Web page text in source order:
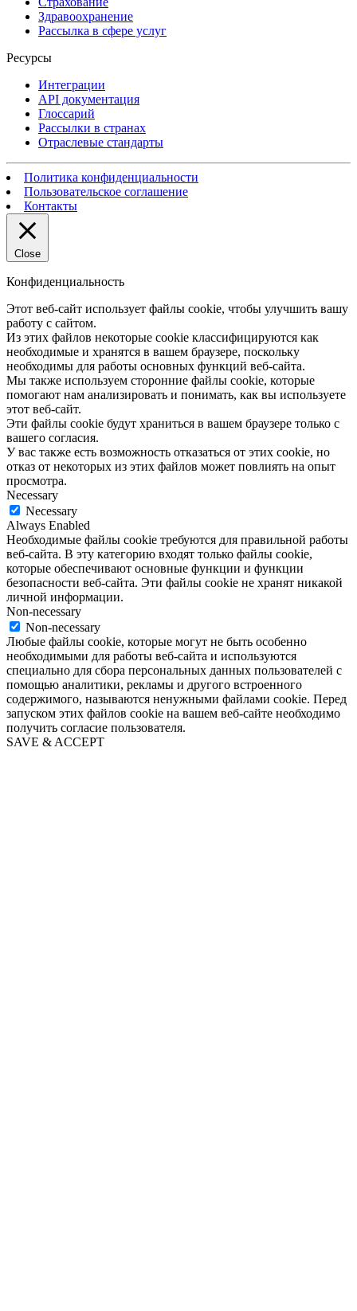
Здравоохранение
Рассылка в сфере услуг
Ресурсы
Интеграции
API документация
Глоссарий
Рассылки в странах
Отраслевые стандарты
Политика конфиденциальности
Пользовательское соглашение
Контакты
Close
Конфиденциальность
Этот веб-сайт использует файлы cookie, чтобы улучшить вашу
работу с сайтом.
Из этих файлов некоторые cookie классифицируются как
необходимые и хранятся в вашем браузере, поскольку
необходимы для работы основных функций веб-сайта.
Мы также используем сторонние файлы cookie, которые
помогают нам анализировать и понимать, как вы используете
этот веб-сайт.
Эти файлы cookie будут храниться в вашем браузере только с
вашего согласия.
У вас также есть возможность отказаться от этих cookie, но
отказ от некоторых из этих файлов может повлиять на опыт
просмотра.
Necessary
Necessary
Always Enabled
Необходимые файлы cookie требуются для правильной работы
веб-сайта. В эту категорию входят только файлы cookie,
которые обеспечивают основные функции и функции
безопасности веб-сайта. Эти файлы cookie не хранят никакой
личной информации.
Non-necessary
Non-necessary
Любые файлы cookie, которые могут не быть особенно
необходимыми для работы веб-сайта и используются
специально для сбора персональных данных пользователей с
помощью аналитики, рекламы и другого встроенного
содержимого, называются ненужными файлами cookie. Перед
запуском этих файлов cookie на вашем веб-сайте необходимо
получить согласие пользователя.
SAVE & ACCEPT